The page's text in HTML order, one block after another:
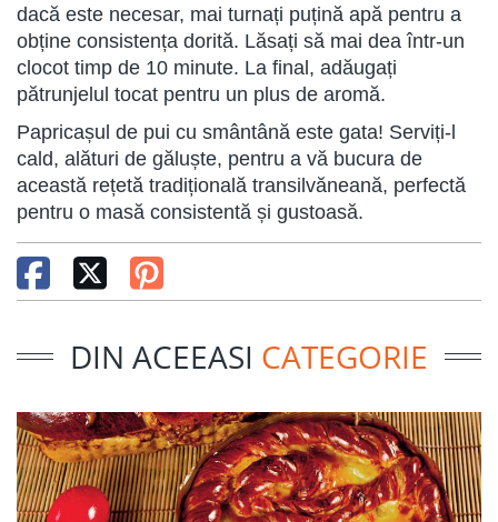
dacă este necesar, mai turnați puțină apă pentru a
obține consistența dorită. Lăsați să mai dea într-un
clocot timp de 10 minute. La final, adăugați
pătrunjelul tocat pentru un plus de aromă.
Papricașul de pui cu smântână este gata! Serviți-l
cald, alături de găluște, pentru a vă bucura de
această rețetă tradițională transilvăneană, perfectă
pentru o masă consistentă și gustoasă.
DIN ACEEASI CATEGORIE